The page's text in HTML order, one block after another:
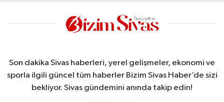
Son dakika Sivas haberleri, yerel gelişmeler, ekonomi ve
sporla ilgili güncel tüm haberler Bizim Sivas Haber’de sizi
bekliyor. Sivas gündemini anında takip edin!